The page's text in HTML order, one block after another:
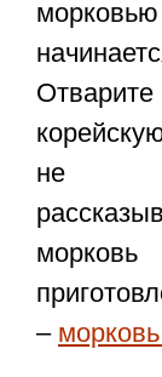
Отварите
не
–